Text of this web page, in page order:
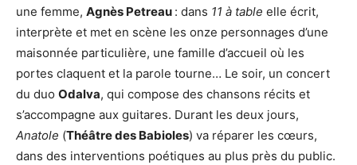
une femme, Agnès Petreau : dans 11 à table elle écrit,
interprète et met en scène les onze personnages d’une
maisonnée particulière, une famille d’accueil où les
portes claquent et la parole tourne… Le soir, un concert
du duo Odalva, qui compose des chansons récits et
s’accompagne aux guitares. Durant les deux jours,
Anatole (Théâtre des Babioles) va réparer les cœurs,
dans des interventions poétiques au plus près du public.